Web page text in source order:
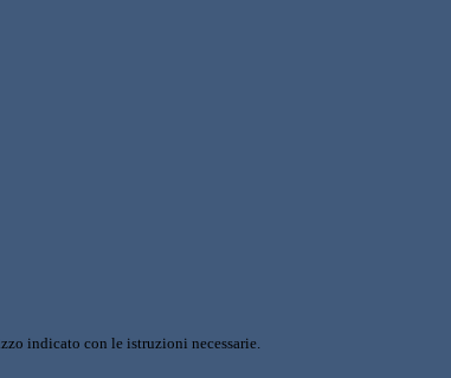
indicato con le istruzioni necessarie.